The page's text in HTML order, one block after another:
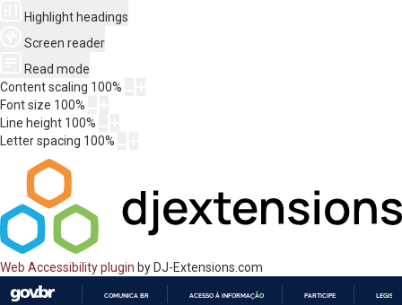
Highlight headings
Screen reader
Read mode
Content scaling 100%
Font size 100%
Line height 100%
Letter spacing 100%
Web Accessibility plugin by DJ-Extensions.com
COMUNICA BR ACESSO À INFORMAÇÃO PARTICIPE